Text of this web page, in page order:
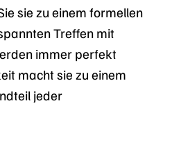
sie zu einem formellen
Treffen mit
immer perfekt
macht sie zu einem
jeder